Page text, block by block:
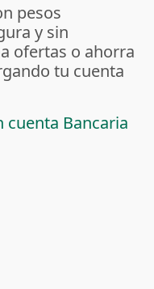
pesos
y sin
ofertas o ahorra
tu cuenta
cuenta Bancaria